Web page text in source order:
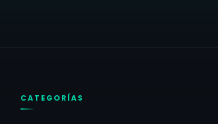
CATEGORÍAS